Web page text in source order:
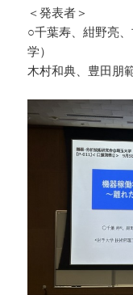
＜発表者＞
○千葉寿、紺野亮
学）
木村和典、豊田朋